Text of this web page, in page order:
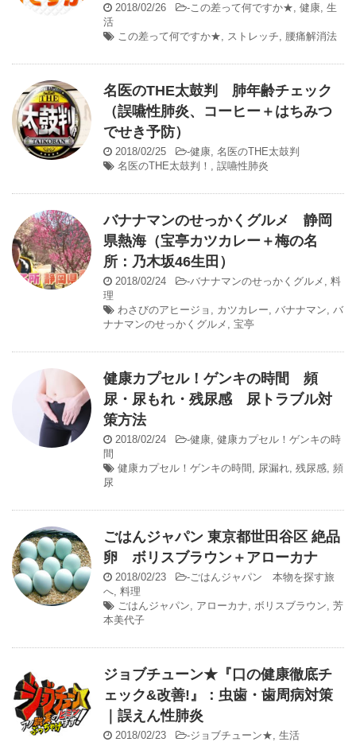
2018/02/26 - この差って何ですか★ 健康 生
活
この差って何ですか★
ストレッチ 腰痛解消法
名医のTHE太鼓判 肺年齢チェック
（誤嚥性肺炎、コーヒー＋はちみつ
でせき予防）
2018/02/25 -健康 名医のTHE太鼓判
名医のTHE太鼓判！
誤嚥性肺炎
バナナマンのせっかくグルメ 静岡
県熱海（宝亭カツカレー＋梅の名
所：乃木坂46生田）
2018/02/24 -バナナマンのせっかくグルメ
料
理
わさびのアヒージョ
カツカレー バナナマン
バ
ナナマンのせっかくグルメ
宝亭
健康カプセル！ゲンキの時間 頻
尿・尿もれ・残尿感 尿トラブル対
策方法
2018/02/24 -健康 健康カプセル！ゲンキの時
間
健康カプセル！ゲンキの時間
尿漏れ 残尿感 頻
尿
ごはんジャパン 東京都世田谷区 絶品
卵 ボリスブラウン＋アローカナ
2018/02/23 - ごはんジャパン 本物を探す旅
へ 料理
ごはんジャパン
アローカナ ボリスブラウン 芳
本美代子
ジョブチューン★『口の健康徹底チ
ェック&改善!』：虫歯・歯周病対策
｜誤えん性肺炎
2018/02/23 -ジョブチューン★ 生活